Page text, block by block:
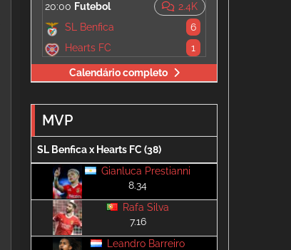
2.4K
20:00 Futebol
SL Benfica
6
Hearts FC
1
Calendário completo
MVP
SL Benfica x Hearts FC (38)
Gianluca Prestianni
8.34
Rafa Silva
7.16
Leandro Barreiro